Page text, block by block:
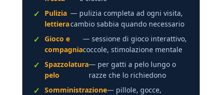
Pulizia
lettiera
— pulizia completa ad ogni visita,
cambio sabbia quando necessario
Gioco e
compagnia
— sessione di gioco interattivo,
coccole, stimolazione mentale
Spazzolatura
pelo
— per gatti a pelo lungo o
razze che lo richiedono
Somministrazione— pillole, gocce,